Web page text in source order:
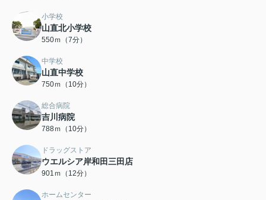
小学校
山直北小学校
550ｍ（7分）
中学校
山直中学校
750ｍ（10分）
総合病院
吉川病院
788ｍ（10分）
ドラッグストア
ウエルシア岸和田三田店
901ｍ（12分）
ホームセンター